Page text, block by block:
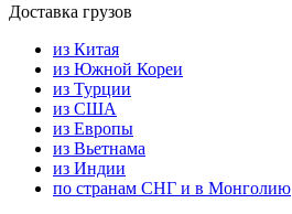
Доставка грузов
из Китая
из Южной Кореи
из Турции
из США
из Европы
из Вьетнама
из Индии
по странам СНГ и в Монголию